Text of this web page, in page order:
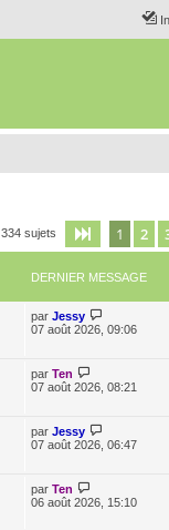
334 sujets Page sur
1 2
DERNIER MESSAGE
par Jessy
07 août 2026, 09:06
par Ten
07 août 2026, 08:21
par Jessy
07 août 2026, 06:47
par Ten
06 août 2026, 15:10